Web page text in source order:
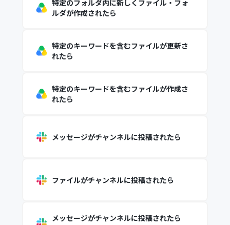
特定のフォルダ内に新しくファイル・フォ
ルダが作成されたら
特定のキーワードを含むファイルが更新さ
れたら
特定のキーワードを含むファイルが作成さ
れたら
メッセージがチャンネルに投稿されたら
ファイルがチャンネルに投稿されたら
メッセージがチャンネルに投稿されたら